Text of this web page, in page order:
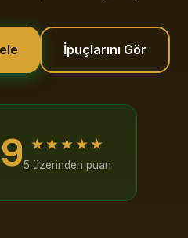
İpuçlarını Gör
★★★★★
5 üzerinden puan